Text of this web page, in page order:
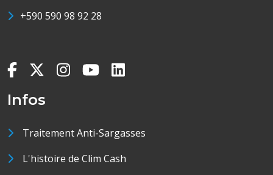
+590 590 98 92 28
Infos
Traitement Anti-Sargasses
L'histoire de Clim Cash